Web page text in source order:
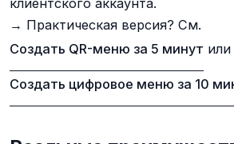
клиентского аккаунта.
→ Практическая версия? См.
Создать QR-меню за 5 минут или
Создать цифровое меню за 10